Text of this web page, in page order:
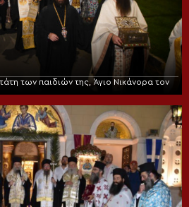
των παιδιών της, Άγιο Νικάνορα τον